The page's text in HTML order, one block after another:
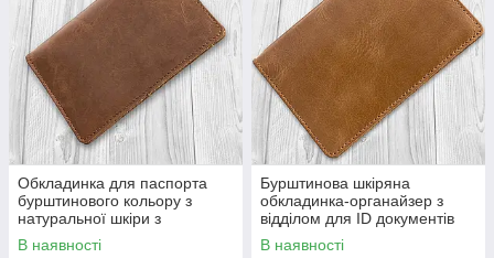
Обкладинка для паспорта
бурштинового кольору з
натуральної шкіри з
відділенням під карти
В наявності
Бурштинова шкіряна
обкладинка-органайзер з
відділом для ID документів
В наявності